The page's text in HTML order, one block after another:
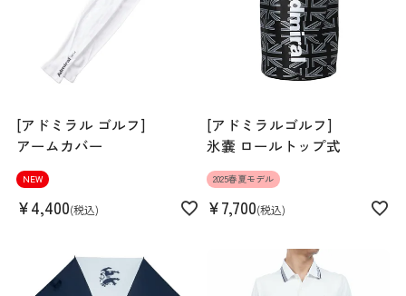
[アドミラル ゴルフ]
アームカバー
NEW
¥4,400 税込
[アドミラルゴルフ]
氷嚢 ロールトップ式
2025春夏モデル
¥7,700 税込